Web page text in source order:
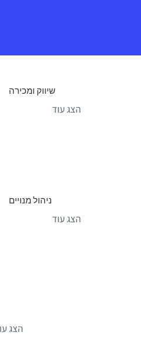
הצג עוד
שיווק ומכירה
הצג עוד
ניהול מנויים
הצג